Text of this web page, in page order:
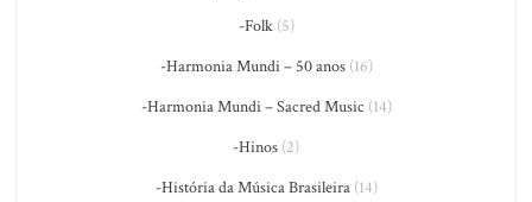
-Folk(5)
-Harmonia Mundi – 50 anos(16)
-Harmonia Mundi – Sacred Music (14)
-Hinos (2)
-História da Música Brasileira(14)